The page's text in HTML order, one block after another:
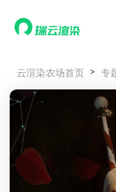
产品服务
效果图渲染
云制作
云渲染管理系统
瑞兔百宝箱
AI视频插帧
效果图渲染
云制作
云渲染管理系统
瑞兔百宝箱
AI视频插帧
效果图渲染
云制作
云渲染管理系统
瑞兔百宝箱
AI视频插帧
效果图渲染
云制作
云渲染管理系统
瑞兔百宝箱
AI视频插帧
效果图渲染
云制作
云渲染管理系统
瑞兔百宝箱
AI视频插帧
效果图渲染
云制作
云渲染管理系统
瑞兔百宝箱
AI视频插帧
Maya云渲染方案
3ds Max云渲染
Cinema 4D云渲
Blender 云渲染
Maya云渲染方案
3ds Max云渲染
Cinema 4D云渲
Blender 云渲染
Maya云渲染方案
3ds Max云渲染
Cinema 4D云渲
Blender 云渲染
Maya云渲染方案
3ds Max云渲染
Cinema 4D云渲
Blender 云渲染
Maya云渲染方案
3ds Max云渲染
Cinema 4D云渲
Blender 云渲染
Maya云渲染方案
3ds Max云渲染
Cinema 4D云渲
Blender 云渲染
价格
效果图价格
效果图价格
效果图价格
效果图价格
效果图价格
效果图价格
云渲染农场首页 专